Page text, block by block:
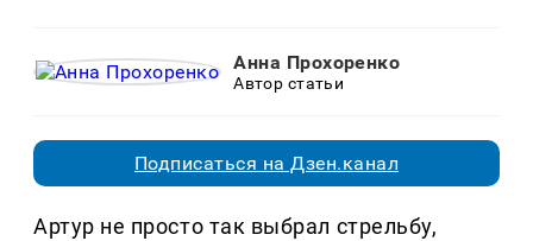
Анна Прохоренко
Автор статьи
Подписаться на Дзен.канал
Артур не просто так выбрал стрельбу,